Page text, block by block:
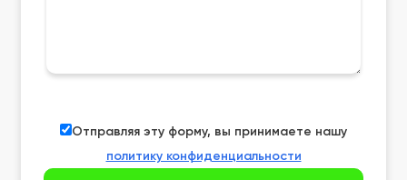
Отправляя эту форму, вы принимаете нашу
политику конфиденциальности